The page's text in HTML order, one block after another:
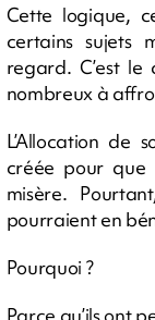
Cette logique,
certains sujets
regard. C’est
nombreux à
L’Allocation de
créée pour que
misère.
pourraient en
Pourquoi ?
Parce qu’ils ont